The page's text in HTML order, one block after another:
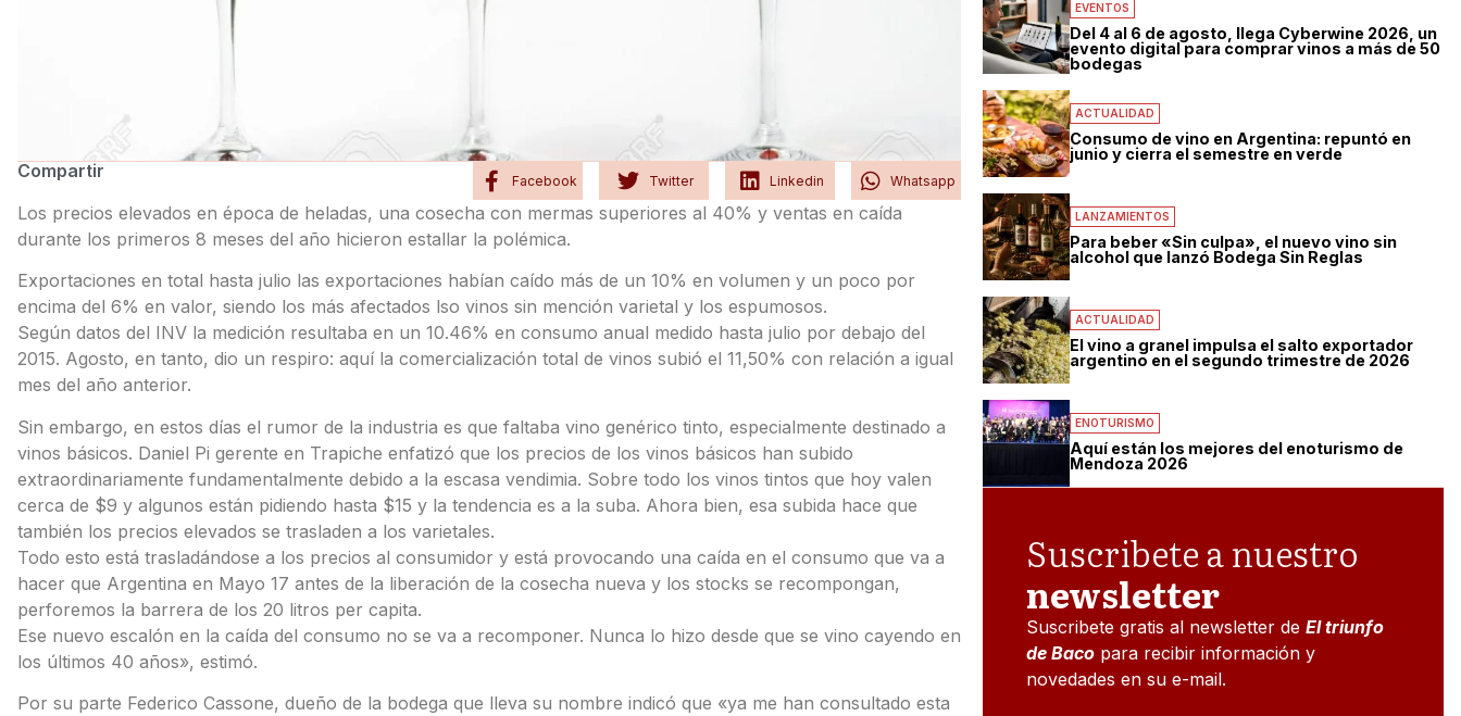
Compartir Facebook Twitter Linkedin Whatsapp
Los precios elevados en época de heladas, una cosecha con mermas superiores al 40% y ventas en caída
durante los primeros 8 meses del año hicieron estallar la polémica.
Exportaciones en total hasta julio las exportaciones habían caído más de un 10% en volumen y un poco por
encima del 6% en valor, siendo los más afectados lso vinos sin mención varietal y los espumosos.
Según datos del INV la medición resultaba en un 10.46% en consumo anual medido hasta julio por debajo del
2015. Agosto, en tanto, dio un respiro: aquí la comercialización total de vinos subió el 11,50% con relación a igual
mes del año anterior.
Sin embargo, en estos días el rumor de la industria es que faltaba vino genérico tinto, especialmente destinado a
vinos básicos. Daniel Pi gerente en Trapiche enfatizó que los precios de los vinos básicos han subido
extraordinariamente fundamentalmente debido a la escasa vendimia. Sobre todo los vinos tintos que hoy valen
cerca de $9 y algunos están pidiendo hasta $15 y la tendencia es a la suba. Ahora bien, esa subida hace que
también los precios elevados se trasladen a los varietales.
Todo esto está trasladándose a los precios al consumidor y está provocando una caída en el consumo que va a
hacer que Argentina en Mayo 17 antes de la liberación de la cosecha nueva y los stocks se recompongan,
perforemos la barrera de los 20 litros per capita.
Ese nuevo escalón en la caída del consumo no se va a recomponer. Nunca lo hizo desde que se vino cayendo en
los últimos 40 años», estimó.
Por su parte Federico Cassone, dueño de la bodega que lleva su nombre indicó que «ya me han consultado esta
EVENTOS
Del 4 al 6 de agosto, llega Cyberwine 2026, un
evento digital para comprar vinos a más de 50
bodegas
ACTUALIDAD
Consumo de vino en Argentina: repuntó en
junio y cierra el semestre en verde
LANZAMIENTOS
Para beber «Sin culpa», el nuevo vino sin
alcohol que lanzó Bodega Sin Reglas
ACTUALIDAD
El vino a granel impulsa el salto exportador
argentino en el segundo trimestre de 2026
ENOTURISMO
Aquí están los mejores del enoturismo de
Mendoza 2026
Suscribete a nuestro
newsletter
Suscribete gratis al newsletter deEl triunfo
de Baco para recibir información y
novedades en su e-mail.